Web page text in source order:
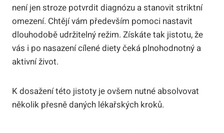
není jen stroze potvrdit diagnózu a stanovit striktní
omezení. Chtějí vám především pomoci nastavit
dlouhodobě udržitelný režim. Získáte tak jistotu, že
vás i po nasazení cílené diety čeká plnohodnotný a
aktivní život.
K dosažení této jistoty je ovšem nutné absolvovat
několik přesně daných lékařských kroků.